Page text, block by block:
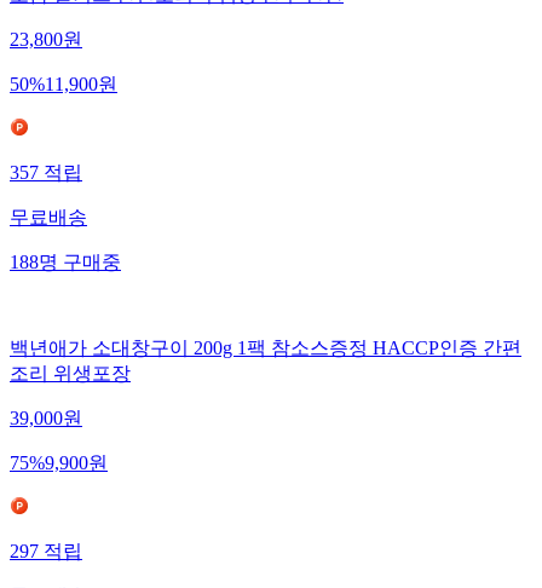
23,800원
50%11,900원
357 적립
무료배송
188명 구매중
백년애가 소대창구이 200g 1팩 참소스증정 HACCP인증 간편
조리 위생포장
39,000원
75%9,900원
297적립